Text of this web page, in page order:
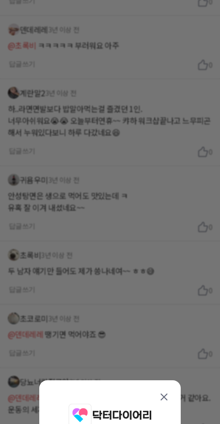
덴데레레 3년 이상 전
@초록비 ㅋㅋㅋㅋㅋ 부러워요 아주
계란말23년 이상 전
하..라면면발보다 밥말아먹는걸 즐겼던 1인.
너무아쉬워요😭😭 오늘부터연휴~~ 캬하 워크샵끝나고 느무피곤
해서 누워있다보니 하루 다갔네요😆
귀욤우미 3년 이상 전
안성탕면은 생으로 먹어도 맛있는데 ㅋ
유혹 잘 이겨 내셨네요~~
초록비 3년 이상 전
두 남자 얘기만 들어도 제가 씅나네여~~ ㅎㅎ😅
초코로미 3년 이상 전
@덴데레레땡기면 먹어야죠 😎
당뇨너랑절교야3년 이상 전
@덴데레레
레레님은 드시고 운동하심 충분히 커버하실거 같아요.
운동의 세계로 드루와~~~~♡